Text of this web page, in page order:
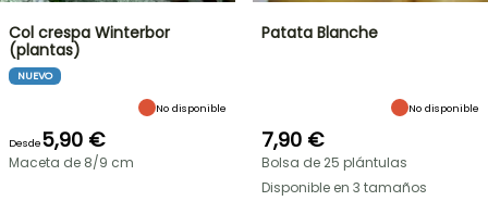
Col crespa Winterbor
(plantas)
NUEVO
No disponible
Desde5,90 €
Maceta de 8/9 cm
Patata Blanche
No disponible
7,90 €
Bolsa de 25 plántulas
Disponible en 3 tamaños